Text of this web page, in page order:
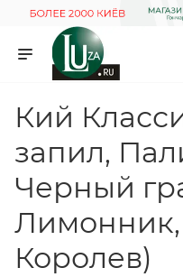
Кий
запил,
Черный
Лимонник,
Королев)